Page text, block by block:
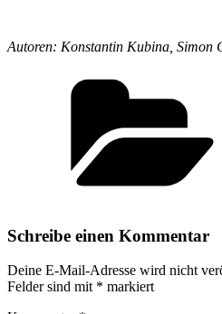
Autoren: Konstantin Kubina, Simon
Schreibe einen Kommentar
Deine E-Mail-Adresse wird nicht
Felder sind mit * markiert